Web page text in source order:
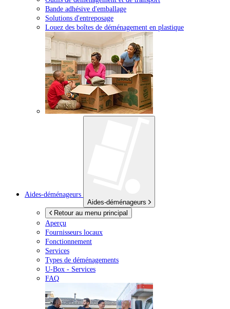
Bande adhésive d'emballage
Solutions d'entreposage
Louez des boîtes de déménagement en plastique
Aides-déménageurs
Aides-déménageurs
Retour au menu principal
Aperçu
Fournisseurs locaux
Fonctionnement
Services
Types de déménagements
U-Box - Services
FAQ